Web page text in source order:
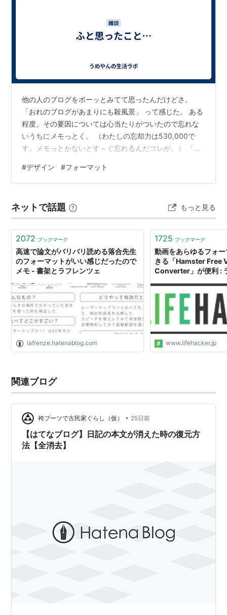
他の人のブログをボーッとみてて思ったんだけどさ。
「おれのブログがあまりにも殺風景」 って感じた。 ある
程度、その要因については心当たりがついたので忘れな
いうちにメモっとく。 （わたしの忘却力は530,000で
す。メモっとかないとす～ぐ忘れるんだコレが。） 「殺
②ブログデザインをあまりいじっていない ③もしかし
たら、行間を詰めすぎかもしれない 要因（らしきもの）
らかな。あと、シンプルにブログ慣れしていない。 ②こ
れからイロイロいじってみる。見づらくなったらスマ
ン。 ③個人的にはコレでいいと思…
#デザイン #フォーマット
ネットで話題 もっと見る
2072 ブックマーク
高速で論文がバリバリ読める落合先生
のフォーマットがいい感じだったので
メモ - 書架とラフレンツェ
lafrenze.hatenablog.com
1725 ブックマーク
動画をあらゆるフォ
きる「Hamster Free
Converter」が便利 :
www.lifehacker.jp
関連ブログ
袴ブーツで古民家ぐらし（仮） • 25日前
【はてなブログ】日記の本文が消えた時の復元方
法【全消去】